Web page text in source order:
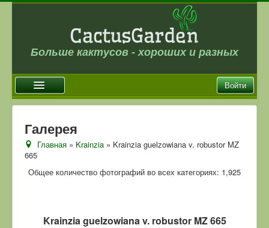
Больше кактусов - хороших и разных
Войти
Новости
Галерея
Магазин
Отзывы
Галерея
Главная » Krainzia » Krainzia guelzowiana v. robustor MZ
665
Общее количество фотографий во всех категориях: 1,925
Krainzia guelzowiana v. robustor MZ 665